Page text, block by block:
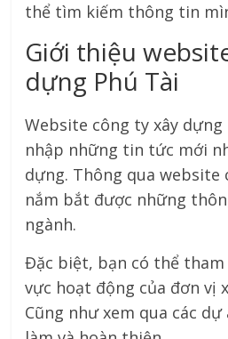
thể tìm kiếm thông tin
Giới thiệu
dựng Phú Tài
Website công ty xây dựng
nhập những tin tức mới
dựng. Thông qua website
nắm bắt được những
ngành.
Đặc biệt, bạn có thể tham
vực hoạt động của đơn vị
Cũng như xem qua các